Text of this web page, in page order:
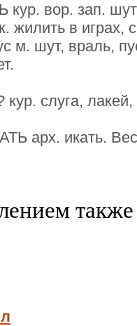
вор. зап.
жилить в играх,
м. шут, враль,
слуга, лакей,
арх. икать.